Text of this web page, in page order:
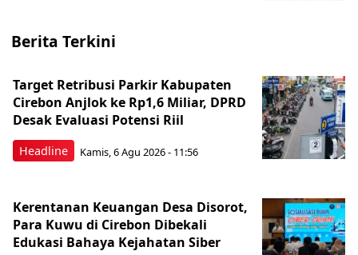
Berita Terkini
Headline
Target Retribusi Parkir Kabupaten
Cirebon Anjlok ke Rp1,6 Miliar, DPRD
Desak Evaluasi Potensi Riil
Kamis, 6 Agu 2026 - 11:56
Kerentanan Keuangan Desa Disorot,
Para Kuwu di Cirebon Dibekali
Edukasi Bahaya Kejahatan Siber